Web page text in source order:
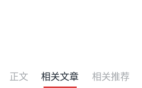
正文 相关文章 相关推荐